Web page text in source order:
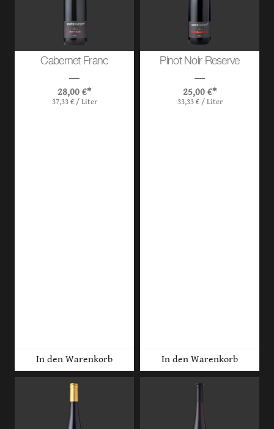
Cabernet Franc
28,00 €*
37,33 €/ Liter
In den Warenkorb
Pinot Noir Reserve
25,00 €*
33,33 €/ Liter
In den Warenkorb